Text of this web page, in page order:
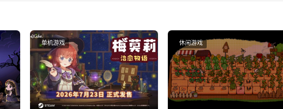
单机游戏 休闲游戏